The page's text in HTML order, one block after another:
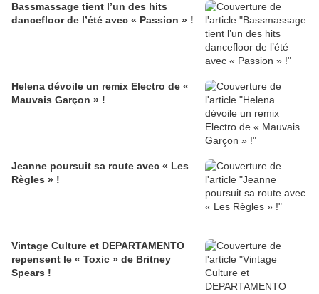
Bassmassage tient l’un des hits
dancefloor de l’été avec « Passion » !
Helena dévoile un remix Electro de «
Mauvais Garçon » !
Jeanne poursuit sa route avec « Les
Règles » !
Vintage Culture et DEPARTAMENTO
repensent le « Toxic » de Britney
Spears !